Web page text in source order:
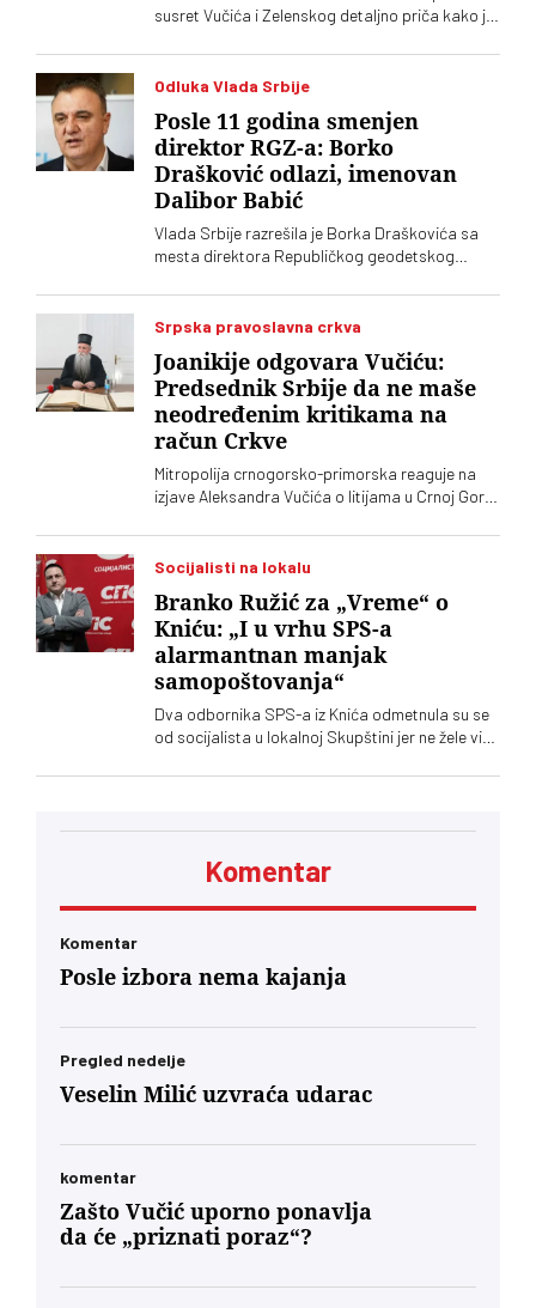
susret Vučića i Zelenskog detaljno priča kako je
Navodno dve zemlje planiraju i zajedničku
fabriku dronova
Odluka Vlada Srbije
Posle 11 godina smenjen
direktor RGZ-a: Borko
Drašković odlazi, imenovan
Dalibor Babić
Vlada Srbije razrešila je Borka Draškovića sa
mesta direktora Republičkog geodetskog
vršioca dužnosti direktora imenovan je
geodetski inspektor Dalibor Babić
Srpska pravoslavna crkva
Joanikije odgovara Vučiću:
Predsednik Srbije da ne maše
neodređenim kritikama na
račun Crkve
Mitropolija crnogorsko-primorska reaguje na
izjave Aleksandra Vučića o litijama u Crnoj Gori
Socijalisti na lokalu
Branko Ružić za „Vreme“ o
Kniću: „I u vrhu SPS-a
alarmantnan manjak
samopoštovanja“
Dva odbornika SPS-a iz Knića odmetnula su se
od socijalista u lokalnoj Skupštini jer ne žele više
naprednjacima. Jedan od njih kaže za „Vreme“
neobrazovanih ljudi" sa kojima ne žele ni sad, niti
„Vreme“ kaže da je alarmantno da tendencije
Komentar
Komentar
Posle izbora nema kajanja
Pregled nedelje
Veselin Milić uzvraća udarac
komentar
Zašto Vučić uporno ponavlja
da će „priznati poraz“?